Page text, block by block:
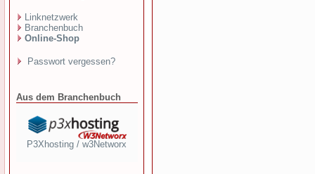
Linknetzwerk
Branchenbuch
Online-Shop
Passwort vergessen?
Aus dem Branchenbuch
P3Xhosting / w3Networx